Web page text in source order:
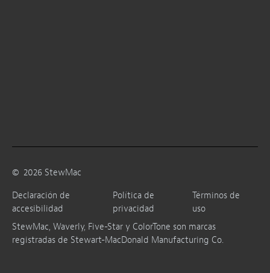
© 2026 StewMac
Declaración de
accesibilidad
Política de
privacidad
Términos de
uso
StewMac, Waverly, Five-Star y ColorTone son marcas
registradas de Stewart-MacDonald Manufacturing Co.